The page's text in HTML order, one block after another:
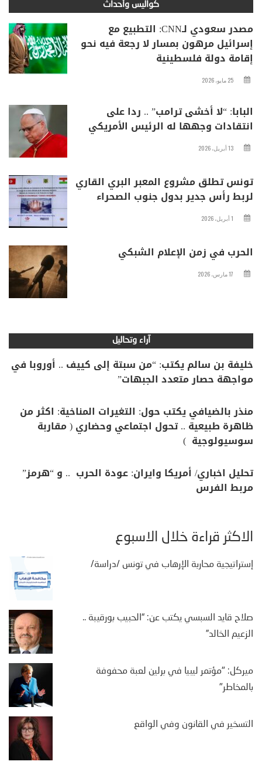
كواليس وأحداث
مصدر سعودي لـCNN: التطبيع مع
إسرائيل مرهون بمسار لا رجعة فيه نحو
إقامة دولة فلسطينية
25 مايو، 2026
البابا: “لا أخشى ترامب” .. ردا على
انتقادات وجهها له الرئيس الأمريكي
13 أبريل، 2026
تونس تطلق مشروع المعبر البري القاري
لربط رأس جدير بدول جنوب الصحراء
1 أبريل، 2026
الحرب في زمن الإعلام الشبكي
17 مارس، 2026
آراء وتحاليل
خليفة بن سالم يكتب: “من سبتة إلى كييف .. أوروبا في
مواجهة حصار متعدد الجبهات”
منذر بالضيافي يكتب حول: التغيرات المناخية: اكثر من
ظاهرة طبيعية .. تحول اجتماعي وحضاري ( مقاربة
سوسيولوجية )
تحليل اخباري/ أمريكا وايران: عودة الحرب .. و “هرمز”
مربط الفرس
الأكثر قراءة خلال الأسبوع
إستراتيجية محاربة الإرهاب في تونس /دراسة/
صلاح قايد السبسي يكتب عن: “الحبيب بورقيبة ..
الزعيم الخالد”
ميركل: "مؤتمر ليبيا في برلين لعبة محفوفة
بالمخاطر"
التسخير في القانون وفي الواقع